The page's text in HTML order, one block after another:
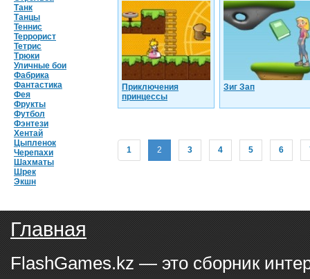
Танк
Танцы
Теннис
Террорист
Тетрис
Трюки
Уличные бои
Фабрика
Фантастика
Фея
Фрукты
Футбол
Фэнтези
Хентай
Цыпленок
Черепахи
Шахматы
Шрек
Экшн
Приключения
принцессы
Зиг Зап
1 2 3 4 5 6
Главная
FlashGames.kz — это сборник